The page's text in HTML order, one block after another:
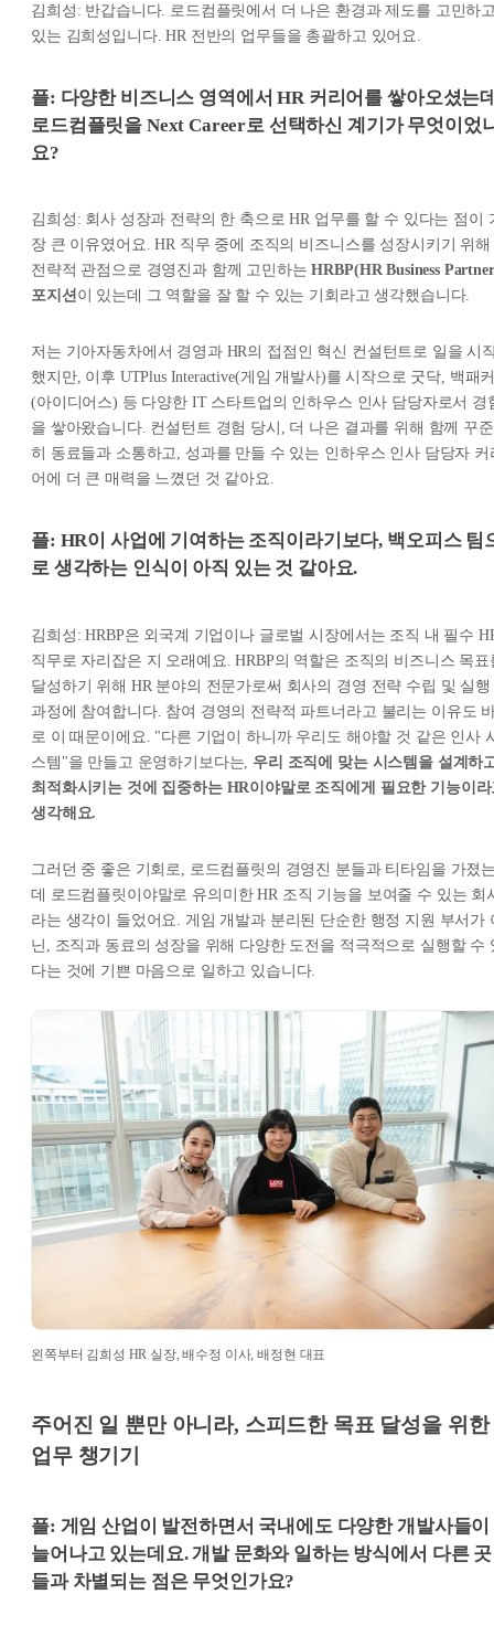
김희성: 반갑습니다. 로드컴플릿에서 더 나은 환경과 제도를 고민하
있는 김희성입니다. HR 전반의 업무들을 총괄하고 있어요.
플: 다양한 비즈니스 영역에서 HR 커리어를 쌓아오셨는
로드컴플릿을 Next Career로 선택하신 계기가 무엇이었
요?
김희성: 회사 성장과 전략의 한 축으로 HR 업무를 할 수 있다는 점이
장 큰 이유였어요. HR 직무 중에 조직의 비즈니스를 성장시키기 위해
전략적 관점으로 경영진과 함께 고민하는HRBP(HR Business
포지션이 있는데 그 역할을 잘 할 수 있는 기회라고 생각했습니다.
저는 기아자동차에서 경영과 HR의 접점인 혁신 컨설턴트로 일을 시
했지만, 이후 UTPlus Interactive(게임 개발사)를 시작으로 굿닥, 백패
(아이디어스) 등 다양한 IT 스타트업의 인하우스 인사 담당자로서 경
을 쌓아왔습니다. 컨설턴트 경험 당시, 더 나은 결과를 위해 함께 꾸준
히 동료들과 소통하고, 성과를 만들 수 있는 인하우스 인사 담당자 커
어에 더 큰 매력을 느꼈던 것 같아요.
플: HR이 사업에 기여하는 조직이라기보다, 백오피스 팀
로 생각하는 인식이 아직 있는 것 같아요.
김희성: HRBP은 외국계 기업이나 글로벌 시장에서는 조직 내 필수
직무로 자리잡은 지 오래예요. HRBP의 역할은 조직의 비즈니스 목표
달성하기 위해 HR 분야의 전문가로써 회사의 경영 전략 수립 및 실행
과정에 참여합니다. 참여 경영의 전략적 파트너라고 불리는 이유도
로 이 때문이에요. "다른 기업이 하니까 우리도 해야할 것 같은 인사
스템"을 만들고 운영하기보다는, 우리 조직에 맞는 시스템을 설계하
최적화시키는 것에 집중하는 HR이야말로 조직에게 필요한 기능이라
생각해요.
그러던 중 좋은 기회로, 로드컴플릿의 경영진 분들과 티타임을 가졌
데 로드컴플릿이야말로 유의미한 HR 조직 기능을 보여줄 수 있는 회
라는 생각이 들었어요. 게임 개발과 분리된 단순한 행정 지원 부서가
닌, 조직과 동료의 성장을 위해 다양한 도전을 적극적으로 실행할 수
다는 것에 기쁜 마음으로 일하고 있습니다.
왼쪽부터 김희성 HR 실장, 배수정 이사, 배정현 대표
주어진 일 뿐만 아니라, 스피드한 목표 달성을 위한
업무 챙기기
플: 게임 산업이 발전하면서 국내에도 다양한 개발사들이
늘어나고 있는데요. 개발 문화와 일하는 방식에서 다른 곳
들과 차별되는 점은 무엇인가요?